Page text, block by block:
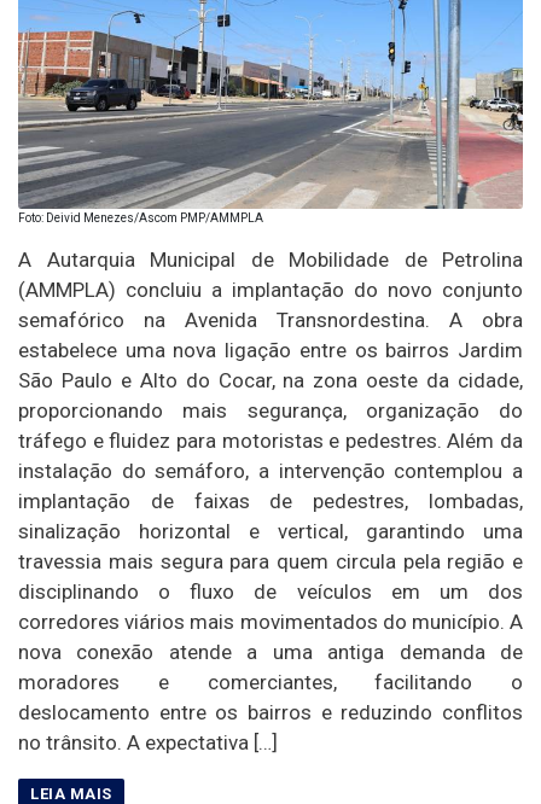
Foto: Deivid Menezes/Ascom PMP/AMMPLA
A Autarquia Municipal de Mobilidade de Petrolina
(AMMPLA) concluiu a implantação do novo conjunto
semafórico na Avenida Transnordestina. A obra
estabelece uma nova ligação entre os bairros Jardim
São Paulo e Alto do Cocar, na zona oeste da cidade,
proporcionando mais segurança, organização do
tráfego e fluidez para motoristas e pedestres. Além da
instalação do semáforo, a intervenção contemplou a
implantação de faixas de pedestres, lombadas,
sinalização horizontal e vertical, garantindo uma
travessia mais segura para quem circula pela região e
disciplinando o fluxo de veículos em um dos
corredores viários mais movimentados do município. A
nova conexão atende a uma antiga demanda de
moradores e comerciantes, facilitando o
deslocamento entre os bairros e reduzindo conflitos
no trânsito. A expectativa […]